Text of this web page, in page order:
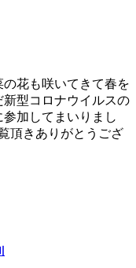
花も咲いてきて春を
型コロナウイルスの
加してまいりまし
頂きありがとうござ